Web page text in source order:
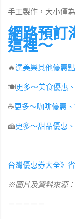
手工製作，大小僅
網路預訂
這裡～
🔥達美樂其他優惠
🍽更多～美食優惠
☕️更多～咖啡優惠
🍰更多～甜品優惠
台灣優惠券大全》
※圖片及資料來源：
＝＝＝＝＝